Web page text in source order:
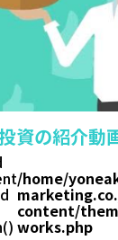
資の紹介動
/home/
content/
works.php